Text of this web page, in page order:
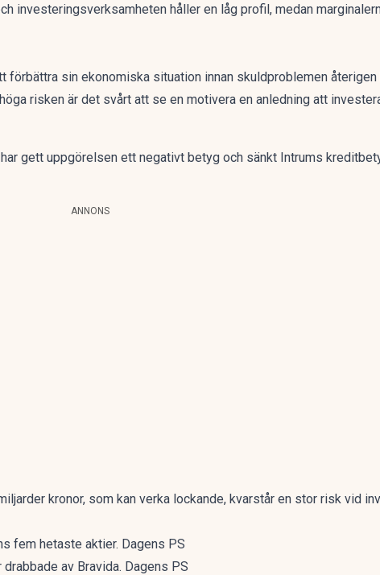
investeringsverksamheten håller en låg profil, medan
förbättra sin ekonomiska situation innan skuldproblemen återigen
risken är det svårt att se en motivera en anledning att
gett uppgörelsen ett negativt betyg och sänkt Intrums
ANNONS
kronor, som kan verka lockande, kvarstår en stor risk vid
fem hetaste aktier. Dagens PS
av Bravida. Dagens PS